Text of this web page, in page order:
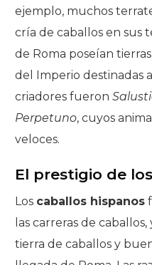
ejemplo, muchos
cría de caballos en sus
de Roma poseían
del Imperio destinadas
criadores fueron
Perpetuno, cuyos
veloces.
El prestigio de
Los caballos hispanos
las carreras de
tierra de caballos y